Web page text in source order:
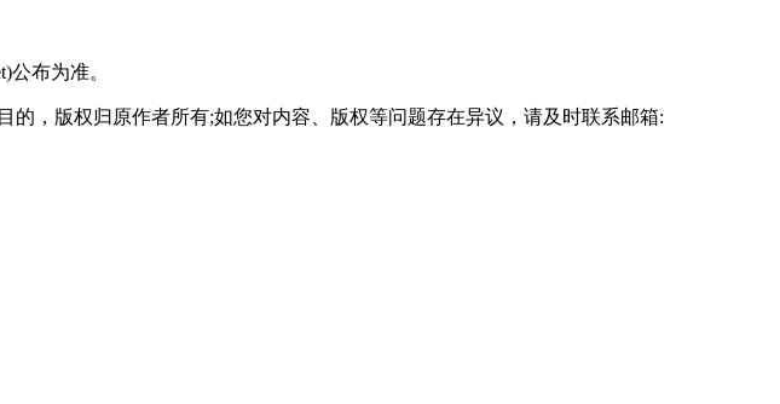
生在选择报考专业时，应仔细阅读并遵守学校的招生简章和报名要求，确保所选专业符合自己的
教学计划及就业前景等方面的详细信息。
公布为准。
，版权归原作者所有;如您对内容、版权等问题存在异议，请及时联系邮箱: